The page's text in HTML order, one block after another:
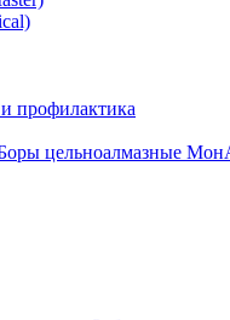
профилактика
цельноалмазные